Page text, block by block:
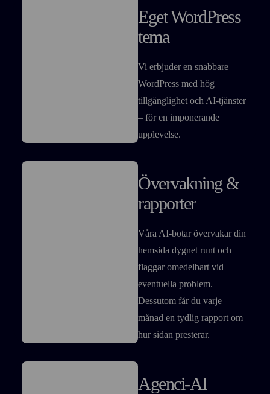
Eget WordPress
tema
Vi erbjuder en snabbare
WordPress med hög
tillgänglighet och AI-tjänster
– för en imponerande
upplevelse.
Övervakning &
rapporter
Våra AI-botar övervakar din
hemsida dygnet runt och
flaggar omedelbart vid
eventuella problem.
Dessutom får du varje
månad en tydlig rapport om
hur sidan presterar.
Agenci-AI